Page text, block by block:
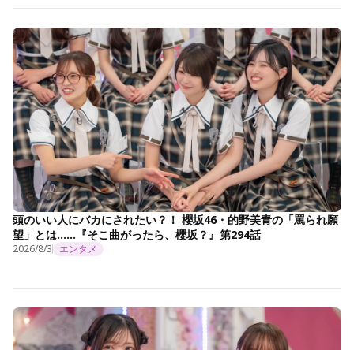
頭のいい人にバカにされたい？！ 櫻坂46・的野美青の「罵られ願
望」とは……『そこ曲がったら、櫻坂？』第294話
2026/8/3 エンタメ